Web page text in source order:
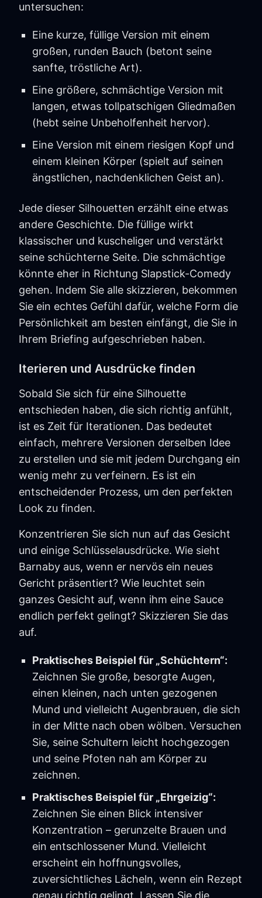
untersuchen:
Eine kurze, füllige Version mit einem
großen, runden Bauch (betont seine
sanfte, tröstliche Art).
Eine größere, schmächtige Version mit
langen, etwas tollpatschigen Gliedmaßen
(hebt seine Unbeholfenheit hervor).
Eine Version mit einem riesigen Kopf und
einem kleinen Körper (spielt auf seinen
ängstlichen, nachdenklichen Geist an).
Jede dieser Silhouetten erzählt eine etwas
andere Geschichte. Die füllige wirkt
klassischer und kuscheliger und verstärkt
seine schüchterne Seite. Die schmächtige
könnte eher in Richtung Slapstick-Comedy
gehen. Indem Sie alle skizzieren, bekommen
Sie ein echtes Gefühl dafür, welche Form die
Persönlichkeit am besten einfängt, die Sie in
Ihrem Briefing aufgeschrieben haben.
Iterieren und Ausdrücke finden
Sobald Sie sich für eine Silhouette
entschieden haben, die sich richtig anfühlt,
ist es Zeit für Iterationen. Das bedeutet
einfach, mehrere Versionen derselben Idee
zu erstellen und sie mit jedem Durchgang ein
wenig mehr zu verfeinern. Es ist ein
entscheidender Prozess, um den perfekten
Look zu finden.
Konzentrieren Sie sich nun auf das Gesicht
und einige Schlüsselausdrücke. Wie sieht
Barnaby aus, wenn er nervös ein neues
Gericht präsentiert? Wie leuchtet sein
ganzes Gesicht auf, wenn ihm eine Sauce
endlich perfekt gelingt? Skizzieren Sie das
auf.
Praktisches Beispiel für „Schüchtern“:
Zeichnen Sie große, besorgte Augen,
einen kleinen, nach unten gezogenen
Mund und vielleicht Augenbrauen, die sich
in der Mitte nach oben wölben. Versuchen
Sie, seine Schultern leicht hochgezogen
und seine Pfoten nah am Körper zu
zeichnen.
Praktisches Beispiel für „Ehrgeizig“:
Zeichnen Sie einen Blick intensiver
Konzentration – gerunzelte Brauen und
ein entschlossener Mund. Vielleicht
erscheint ein hoffnungsvolles,
zuversichtliches Lächeln, wenn ein Rezept